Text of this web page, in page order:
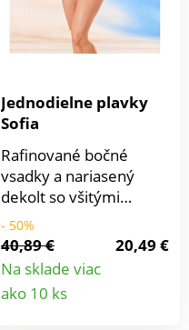
Jednodielne plavky
Sofia
Rafinované bočné
vsadky a nariasený
dekolt so všitými
košíčkami vytvára
štíhlu, ženskú siluetu.
Predný diel s
podšívkou. Široké
komfortné ramienka a
- 50%
40,89 €
20,49 €
Na sklade viac
ako 10 ks